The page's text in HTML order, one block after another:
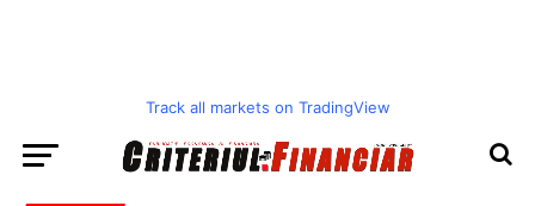
Track all markets on TradingView